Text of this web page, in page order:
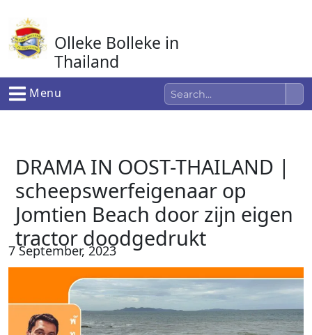
naar
de
inhoud
Olleke Bolleke in
Thailand
In Thailand
Menu
DRAMA IN OOST-THAILAND |
scheepswerfeigenaar op
Jomtien Beach door zijn eigen
tractor doodgedrukt
7 September, 2023